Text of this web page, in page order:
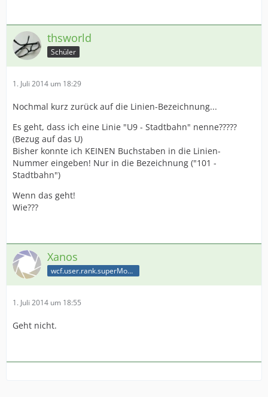
thsworld
Schüler
1. Juli 2014 um 18:29
Nochmal kurz zurück auf die Linien-Bezeichnung...
Es geht, dass ich eine Linie "U9 - Stadtbahn" nenne?????
(Bezug auf das U)
Bisher konnte ich KEINEN Buchstaben in die Linien-
Nummer eingeben! Nur in die Bezeichnung ("101 -
Stadtbahn")
Wenn das geht!
Wie???
Xanos
wcf.user.rank.superModerator
1. Juli 2014 um 18:55
Geht nicht.